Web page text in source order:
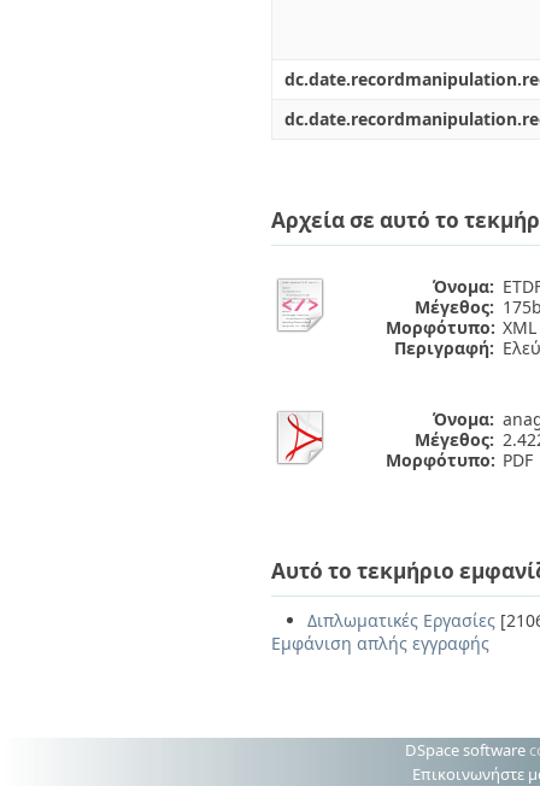
Αρχεία σε αυτό το
Όνομα:
Μέγεθος:
Μορφότυπο: XML
Περιγραφή:
Όνομα:
Μέγεθος:
Μορφότυπο: PDF
Αυτό το τεκμήριο
Διπλωματικές Εργασίες
Εμφάνιση απλής εγγραφής
DSpace software
Επικοινωνήστε